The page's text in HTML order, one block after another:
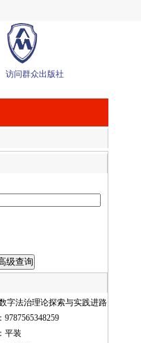
访问群众出版社
字法治理论探索与实践进路
9787565348259
平装